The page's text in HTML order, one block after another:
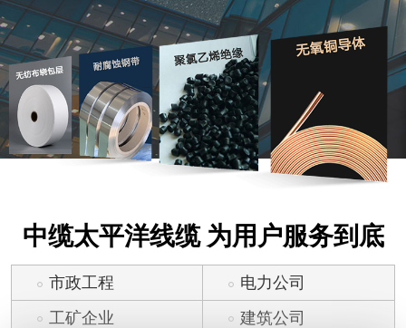
中缆太平洋线缆 为用户服务到底
市政工程
电力公司
工矿企业
建筑公司